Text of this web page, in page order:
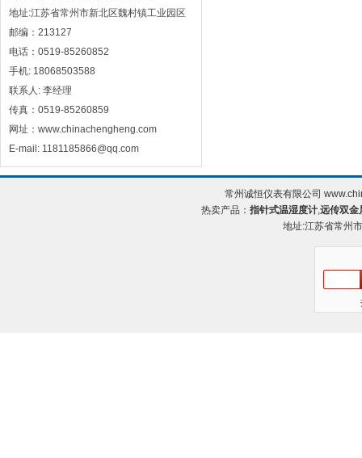
地址:江苏省常州市新北区魏村镇工业园区
邮编：213127
电话：0519-85260852
手机: 18068503588
联系人: 李经理
传真：0519-85260859
网址：www.chinachengheng.com
E-mail: 1181185866@qq.com
常州诚恒仪表有限公司
热卖产品：指针式温湿度计,远传双金
地址:江苏省常州